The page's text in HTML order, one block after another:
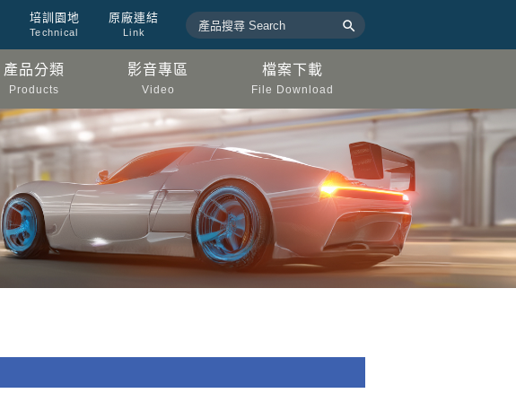
培訓園地
Technical
原廠連結
Link 
產品分類
Products
影音專區
Video
檔案下載
File Download